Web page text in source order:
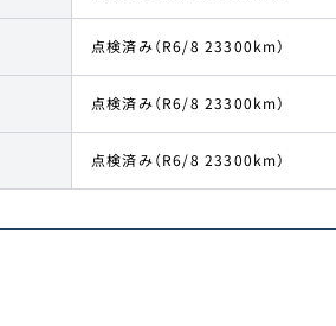
点検済み（R6/8 23300km）
点検済み（R6/8 23300km）
点検済み（R6/8 23300km）